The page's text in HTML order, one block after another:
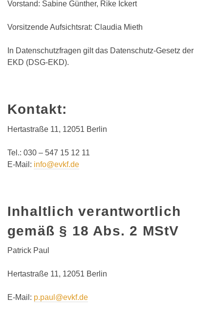
Vorstand: Sabine Günther, Rike Ickert
Vorsitzende Aufsichtsrat: Claudia Mieth
In Datenschutzfragen gilt das Datenschutz-Gesetz der
EKD (DSG-EKD).
Kontakt:
Hertastraße 11, 12051 Berlin
Tel.: 030 – 547 15 12 11
E-Mail: info@evkf.de
Inhaltlich verantwortlich
gemäß § 18 Abs. 2 MStV
Patrick Paul
Hertastraße 11, 12051 Berlin
E-Mail: p.paul@evkf.de